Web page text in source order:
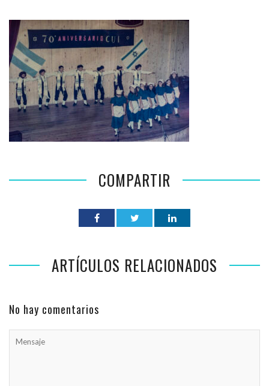
COMPARTIR
ARTÍCULOS RELACIONADOS
No hay comentarios